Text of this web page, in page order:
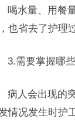
水量、用餐量
也省去了护理
需要掌握哪些
人会出现的突
情况发生时护